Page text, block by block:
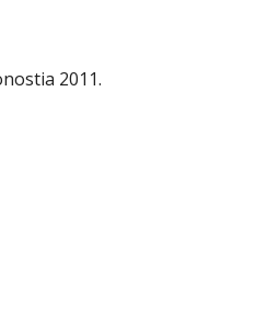
2011.